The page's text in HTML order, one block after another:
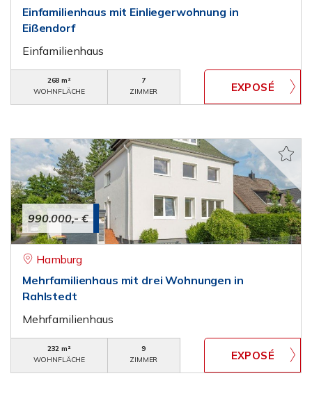
Einfamilienhaus mit Einliegerwohnung in
Eißendorf
Einfamilienhaus
268 m²
WOHNFLÄCHE
7
ZIMMER
990.000,- €
Hamburg
Mehrfamilienhaus mit drei Wohnungen in
Rahlstedt
Mehrfamilienhaus
232 m²
WOHNFLÄCHE
9
ZIMMER